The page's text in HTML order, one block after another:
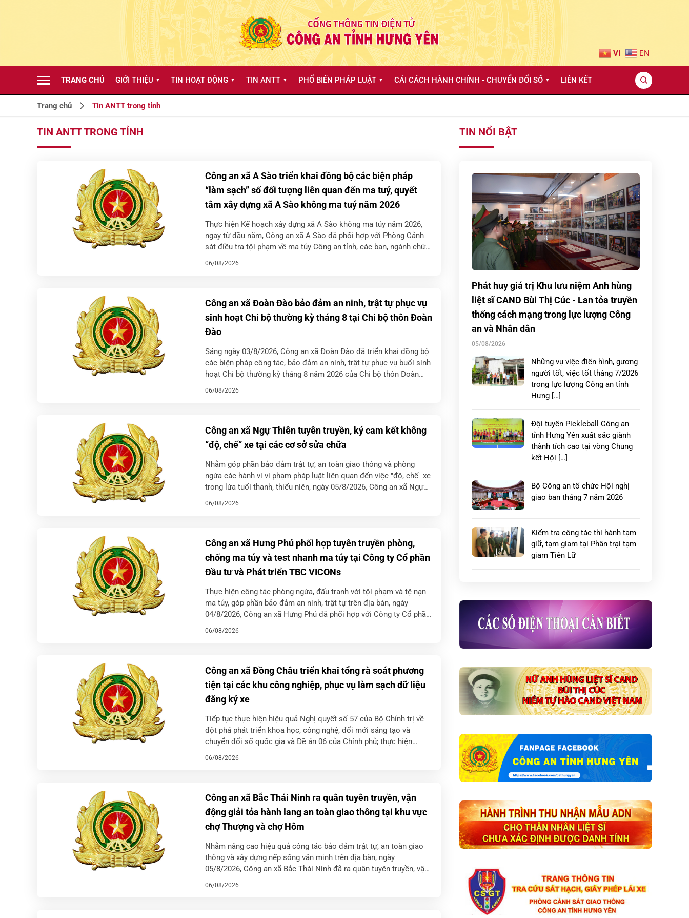
VI EN
TRANG CHỦ GIỚI THIỆU ▼ TIN HOẠT ĐỘNG ▼ TIN ANTT ▼ PHỔ BIẾN PHÁP LUẬT ▼ CẢI CÁCH HÀNH CHÍNH - CHUYỂN ĐỔI SỐ ▼ LIÊN KẾT
Trang chủ Tin ANTT trong tỉnh
TIN ANTT TRONG TỈNH
Công an xã A Sào triển khai đồng bộ các biện pháp
“làm sạch” số đối tượng liên quan đến ma tuý, quyết
tâm xây dựng xã A Sào không ma tuý năm 2026
Thực hiện Kế hoạch xây dựng xã A Sào không ma túy năm 2026,
ngay từ đầu năm, Công an xã A Sào đã phối hợp với Phòng Cảnh
sát điều tra tội phạm về ma túy Công an tỉnh, các ban, ngành chức
06/08/2026
Công an xã Đoàn Đào bảo đảm an ninh, trật tự phục vụ
sinh hoạt Chi bộ thường kỳ tháng 8 tại Chi bộ thôn Đoàn
Đào
Sáng ngày 03/8/2026, Công an xã Đoàn Đào đã triển khai đồng bộ
các biện pháp công tác, bảo đảm an ninh, trật tự phục vụ buổi sinh
hoạt Chi bộ thường kỳ tháng 8 năm 2026 của Chi bộ thôn Đoàn
06/08/2026
Công an xã Ngự Thiên tuyên truyền, ký cam kết không
“độ, chế” xe tại các cơ sở sửa chữa
Nhằm góp phần bảo đảm trật tự, an toàn giao thông và phòng
ngừa các hành vi vi phạm pháp luật liên quan đến việc "độ, chế" xe
trong lứa tuổi thanh, thiếu niên, ngày 05/8/2026, Công an xã Ngự
06/08/2026
Công an xã Hưng Phú phối hợp tuyên truyền phòng,
chống ma túy và test nhanh ma túy tại Công ty Cổ phần
Đầu tư và Phát triển TBC VICONs
Thực hiện công tác phòng ngừa, đấu tranh với tội phạm và tệ nạn
ma túy, góp phần bảo đảm an ninh, trật tự trên địa bàn, ngày
04/8/2026, Công an xã Hưng Phú đã phối hợp với Công ty Cổ phần
06/08/2026
Công an xã Đồng Châu triển khai tổng rà soát phương
tiện tại các khu công nghiệp, phục vụ làm sạch dữ liệu
đăng ký xe
Tiếp tục thực hiện hiệu quả Nghị quyết số 57 của Bộ Chính trị về
đột phá phát triển khoa học, công nghệ, đổi mới sáng tạo và
chuyển đổi số quốc gia và Đề án 06 của Chính phủ; thực hiện
06/08/2026
Công an xã Bắc Thái Ninh ra quân tuyên truyền, vận
động giải tỏa hành lang an toàn giao thông tại khu vực
chợ Thượng và chợ Hôm
Nhằm nâng cao hiệu quả công tác bảo đảm trật tự, an toàn giao
thông và xây dựng nếp sống văn minh trên địa bàn, ngày
05/8/2026, Công an xã Bắc Thái Ninh đã ra quân tuyên truyền, vận
06/08/2026
TIN NỔI BẬT
Phát huy giá trị Khu lưu niệm Anh hùng
liệt sĩ CAND Bùi Thị Cúc - Lan tỏa truyền
thống cách mạng trong lực lượng Công
an và Nhân dân
05/08/2026
Những vụ việc điển hình, gương
người tốt, việc tốt tháng 7/2026
trong lực lượng Công an tỉnh
Hưng […]
Đội tuyển Pickleball Công an
tỉnh Hưng Yên xuất sắc giành
thành tích cao tại vòng Chung
kết Hội […]
Bộ Công an tổ chức Hội nghị
giao ban tháng 7 năm 2026
Kiểm tra công tác thi hành tạm
giữ, tạm giam tại Phân trại tạm
giam Tiên Lữ